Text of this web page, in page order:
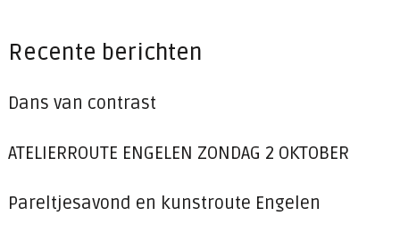
Recente berichten
Dans van contrast
ATELIERROUTE ENGELEN ZONDAG 2 OKTOBER
Pareltjesavond en kunstroute Engelen